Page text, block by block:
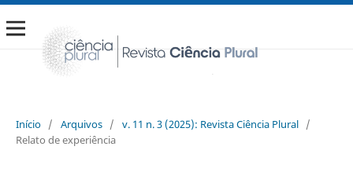
Início / Arquivos / v. 11 n. 3 (2025): Revista Ciência Plural /
Relato de experiência